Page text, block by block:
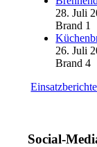
28. Juli
Brand 1
26. Juli
Brand 4
Social-